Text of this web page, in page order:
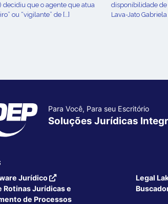
decidiu que o agente que atua
ou “vigilante” de […]
disponibilidade de
Lava-Jato
Para Você, Para seu Escritório
Soluções Jurídicas
Jurídico
Rotinas Jurídicas e
de Processos
Legal